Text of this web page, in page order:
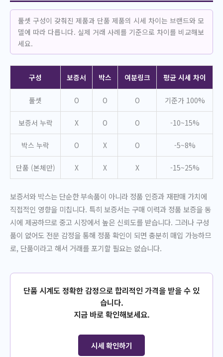
풀셋 구성이 갖춰진 제품과 단품 제품의 시세 차이는 브랜드와 모
델에 따라 다릅니다. 실제 거래 사례를 기준으로 차이를 비교해보
세요.
구성 보증서 박스 여분링크 평균 시세 차이
풀셋 O O O 기준가 100%
보증서 누락 X O O -10~15%
박스 누락 O X O -5~8%
단품 (본체만) X X X -15~25%
보증서와 박스는 단순한 부속품이 아니라 정품 인증과 재판매 가치에
직접적인 영향을 미칩니다. 특히 보증서는 구매 이력과 정품 보증을 동
시에 제공하므로 중고 시장에서 높은 신뢰도를 받습니다. 그러나 구성
품이 없어도 전문 감정을 통해 정품 확인이 되면 충분히 매입 가능하므
로, 단품이라고 해서 거래를 포기할 필요는 없습니다.
단품 시계도 정확한 감정으로 합리적인 가격을 받을 수 있
습니다.
지금 바로 확인해보세요.
시세 확인하기